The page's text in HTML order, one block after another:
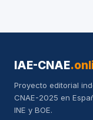
IAE-CNAE
Proyecto editorial
CNAE-2025 en
INE y BOE.